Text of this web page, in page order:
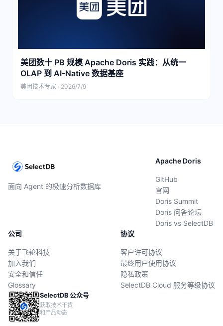
美团数十 PB 规模 Apache Doris 实践：从统一
OLAP 到 AI-Native 数据基座
美团技术专家 · 2026/7/9
面向 Agent 的极速分析数据库
Apache Doris
GitHub
官网
Doris Summit
Doris 问答论坛
Doris vs SelectDB
公司
关于飞轮科技
加入我们
安全和信任
Glossary
协议
客户许可协议
最终用户使用协议
隐私政策
SelectDB Cloud 服务等级协议
SelectDB 公众号
获取技术干货
和产品动态